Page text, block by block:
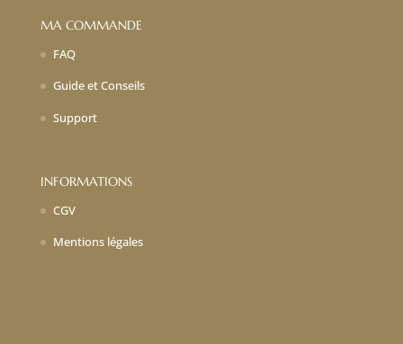
MA COMMANDE
FAQ
Guide et Conseils
Support
INFORMATIONS
CGV
Mentions légales